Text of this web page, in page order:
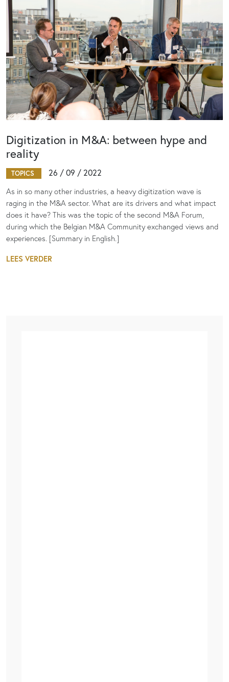
Digitization in M&A: between hype and
reality
TOPICS 26 / 09 / 2022
As in so many other industries, a heavy digitization wave is
raging in the M&A sector. What are its drivers and what impact
does it have? This was the topic of the second M&A Forum,
during which the Belgian M&A Community exchanged views and
experiences. [Summary in English.]
LEES VERDER